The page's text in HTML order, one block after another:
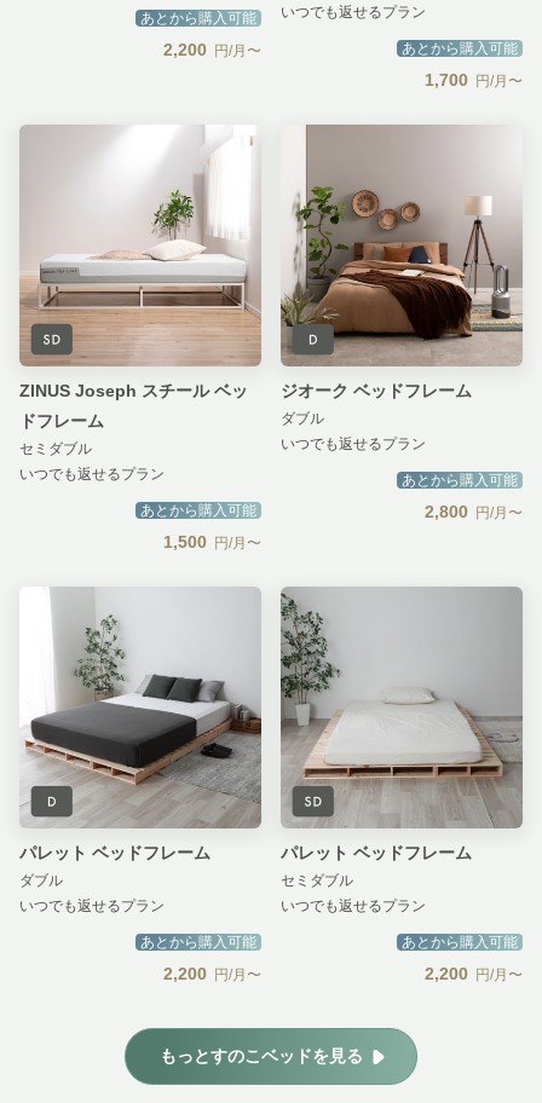
あとから購入可能
2,200 円/月〜
いつでも返せるプラン
あとから購入可能
1,700 円/月〜
ZINUS Joseph スチール ベッ
ドフレーム
セミダブル
いつでも返せるプラン
あとから購入可能
1,500 円/月〜
ジオーク ベッドフレーム
ダブル
いつでも返せるプラン
あとから購入可能
2,800 円/月〜
パレット ベッドフレーム
ダブル
いつでも返せるプラン
あとから購入可能
2,200 円/月〜
パレット ベッドフレーム
セミダブル
いつでも返せるプラン
あとから購入可能
2,200 円/月〜
もっとすのこベッドを見る